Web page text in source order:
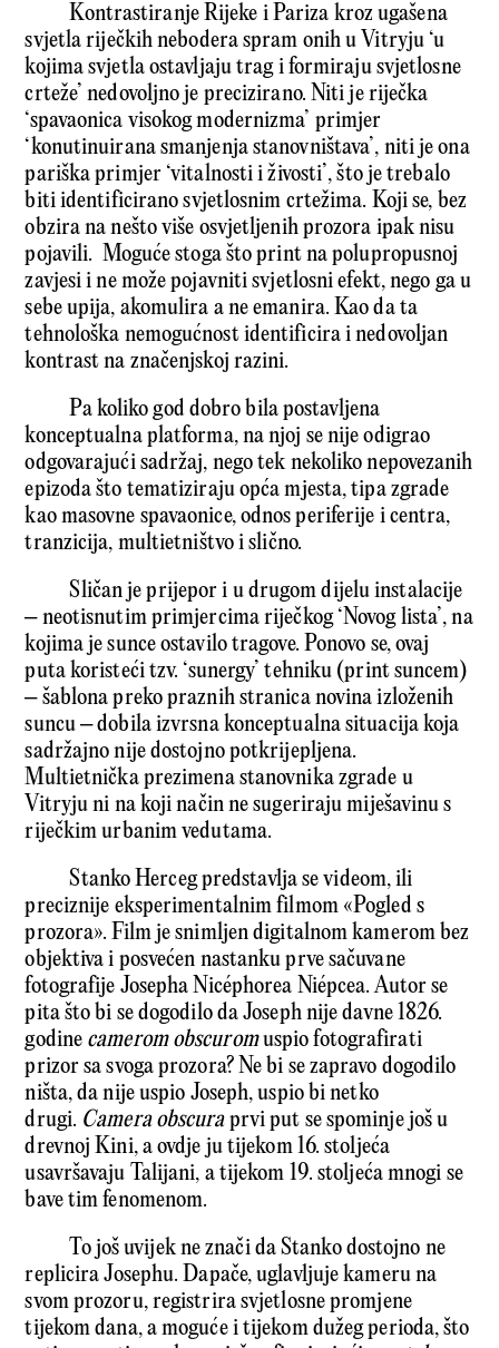
Kontrastiranje Rijeke i Pariza kroz ugašena
svjetla riječkih nebodera spram onih u Vitryju ‘u
kojima svjetla ostavljaju trag i formiraju svjetlosne
crteže’ nedovoljno je precizirano. Niti je riječka
‘spavaonica visokog modernizma’ primjer
‘konutinuirana smanjenja stanovništava’, niti je ona
pariška primjer ‘vitalnosti i živosti’, što je trebalo
biti identificirano svjetlosnim crtežima. Koji se, bez
obzira na nešto više osvjetljenih prozora ipak nisu
pojavili. Moguće stoga što print na polupropusnoj
zavjesi i ne može pojavniti svjetlosni efekt, nego ga u
sebe upija, akomulira a ne emanira. Kao da ta
tehnološka nemogućnost identificira i nedovoljan
kontrast na značenjskoj razini.
Pa koliko god dobro bila postavljena
konceptualna platforma, na njoj se nije odigrao
odgovarajući sadržaj, nego tek nekoliko nepovezanih
epizoda što tematiziraju opća mjesta, tipa zgrade
kao masovne spavaonice, odnos periferije i centra,
tranzicija, multietništvo i slično.
Sličan je prijepor i u drugom dijelu instalacije
– neotisnutim primjercima riječkog ‘Novog lista’, na
kojima je sunce ostavilo tragove. Ponovo se, ovaj
puta koristeći tzv. ‘sunergy’ tehniku (print suncem)
– šablona preko praznih stranica novina izloženih
suncu – dobila izvrsna konceptualna situacija koja
sadržajno nije dostojno potkrijepljena.
Multietnička prezimena stanovnika zgrade u
Vitryju ni na koji način ne sugeriraju miješavinu s
riječkim urbanim vedutama.
Stanko Herceg predstavlja se videom, ili
preciznije eksperimentalnim filmom «Pogled s
prozora». Film je snimljen digitalnom kamerom bez
objektiva i posvećen nastanku prve sačuvane
fotografije Josepha Nicéphorea Niépcea. Autor se
pita što bi se dogodilo da Joseph nije davne 1826.
godine camerom obscuromuspio fotografirati
prizor sa svoga prozora? Ne bi se zapravo dogodilo
ništa, da nije uspio Joseph, uspio bi netko
drugi. Camera obscuraprvi put se spominje još u
drevnoj Kini, a ovdje ju tijekom 16. stoljeća
usavršavaju Talijani, a tijekom 19. stoljeća mnogi se
bave tim fenomenom.
To još uvijek ne znači da Stanko dostojno ne
replicira Josephu. Dapače, uglavljuje kameru na
svom prozoru, registrira svjetlosne promjene
tijekom dana, a moguće i tijekom dužeg perioda, što